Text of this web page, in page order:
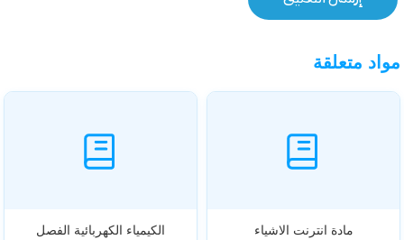
مواد متعلقة
مادة انترنت الاشياء
الكيمياء الكهربائية الفصل